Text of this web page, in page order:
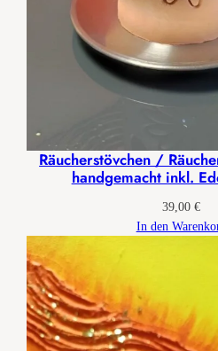
Räucherstövchen /
handgemacht inkl.
39,00€
In den